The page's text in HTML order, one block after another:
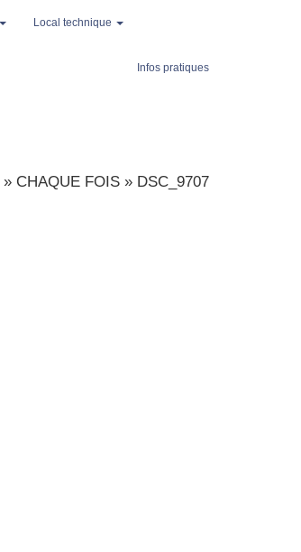
Local technique
Infos pratiques
» CHAQUE FOIS » DSC_9707